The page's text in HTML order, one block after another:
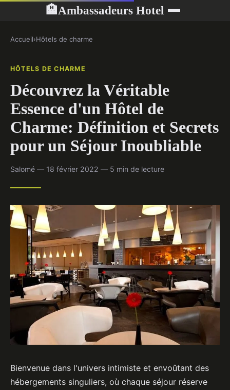
🏨Ambassadeurs Hotel
Accueil›Hôtels de charme
HÔTELS DE CHARME
Découvrez la Véritable
Essence d'un Hôtel de
Charme: Définition et Secrets
pour un Séjour Inoubliable
Salomé — 18 février 2022 — 5 min de lecture
Bienvenue dans l'univers intimiste et envoûtant des
hébergements singuliers, où chaque séjour réserve